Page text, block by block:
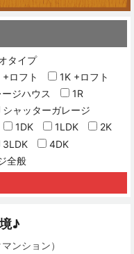
タイプ
+ロフト
1K +ロフト
ージハウス
1R
シャッターガレージ
1DK 1LDK
2K
3LDK
4DK
全般
♪
ンション）